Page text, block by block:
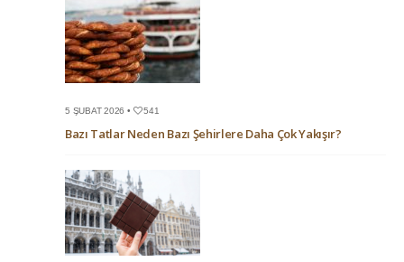
5 ŞUBAT 2026 • 541
Bazı Tatlar Neden Bazı Şehirlere Daha Çok Yakışır?